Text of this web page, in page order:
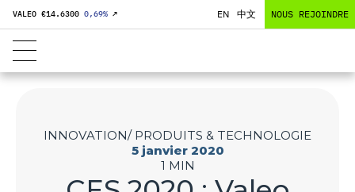
VALEO €14.6300 0,69% ↗ EN 中文 NOUS REJOINDRE
INNOVATION/ PRODUITS & TECHNOLOGIE
5 janvier 2020
1 MIN